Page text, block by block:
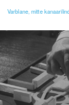
Varblane, mitte